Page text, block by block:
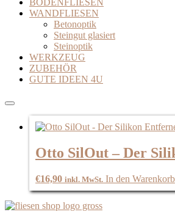
WANDFLIESEN
Betonoptik
Steingut glasiert
Steinoptik
WERKZEUG
ZUBEHÖR
GUTE IDEEN 4U
Otto SilOut – Der
€16,90 inkl. MwSt. In den Warenkorb